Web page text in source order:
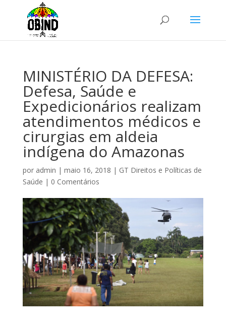
MINISTÉRIO DA DEFESA:
Defesa, Saúde e
Expedicionários realizam
atendimentos médicos e
cirurgias em aldeia
indígena do Amazonas
por admin | maio 16, 2018 | GT Direitos e Políticas de
Saúde | 0 Comentários